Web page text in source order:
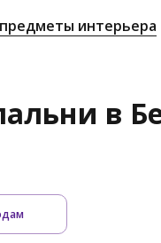
интерьера
в